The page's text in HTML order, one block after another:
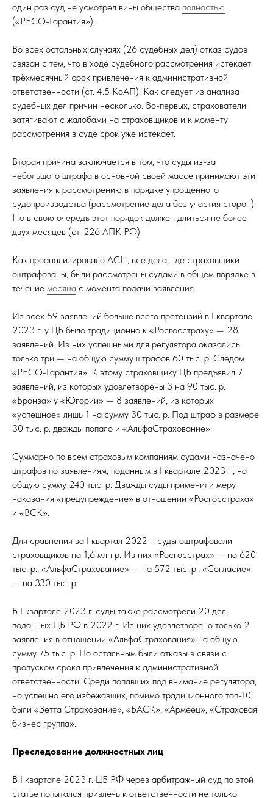
один раз суд не усмотрел вины общества полностью
(«РЕСО-Гарантия»).
Во всех остальных случаях (26 судебных дел) отказ судов
связан с тем, что в ходе судебного рассмотрения истекает
трёхмесячный срок привлечения к административной
ответственности (ст. 4.5 КоАП). Как следует из анализа
судебных дел причин несколько. Во-первых, страхователи
затягивают с жалобами на страховщиков и к моменту
рассмотрения в суде срок уже истекает.
Вторая причина заключается в том, что суды из-за
небольшого штрафа в основной своей массе принимают эти
заявления к рассмотрению в порядке упрощённого
судопроизводства (рассмотрение дела без участия сторон).
Но в свою очередь этот порядок должен длиться не более
двух месяцев (ст. 226 АПК РФ).
Как проанализировало АСН, все дела, где страховщики
оштрафованы, были рассмотрены судами в общем порядке в
течение месяца с момента подачи заявления.
Из всех 59 заявлений больше всего претензий в I квартале
2023 г. у ЦБ было традиционно к «Росгосстраху» — 28
заявлений. Из них успешными для регулятора оказались
только три — на общую сумму штрафов 60 тыс. р. Следом
«РЕСО-Гарантия». К этому страховщику ЦБ предъявил 7
заявлений, из которых удовлетворены 3 на 90 тыс. р.
«Бронза» у «Югории» — 8 заявлений, из которых
«успешное» лишь 1 на сумму 30 тыс. р. Под штраф в размере
30 тыс. р. дважды попало и «АльфаСтрахование».
Суммарно по всем страховым компаниям судами назначено
штрафов по заявлениям, поданным в I квартале 2023 г., на
общую сумму 240 тыс. р. Дважды суды применили меру
наказания «предупреждение» в отношении «Росгосстраха»
и «ВСК».
Для сравнения за I квартал 2022 г. суды оштрафовали
страховщиков на 1,6 млн р. Из них «Росгосстрах» — на 620
тыс. р., «АльфаСтрахование» — на 572 тыс. р., «Согласие»
— на 330 тыс. р.
В I квартале 2023 г. суды также рассмотрели 20 дел,
поданных ЦБ РФ в 2022 г. Из них удовлетворено только 2
заявления в отношении «АльфаСтрахования» на общую
сумму 75 тыс. р. По остальным были отказы в связи с
пропуском срока привлечения к административной
ответственности. Среди попавших под внимание регулятора,
но успешно его избежавших, помимо традиционного топ-10
были «Зетта Страхование», «БАСК», «Армеец», «Страховая
бизнес группа».
Преследование должностных лиц
В I квартале 2023 г. ЦБ РФ через арбитражный суд по этой
статье попытался привлечь к ответственности не только